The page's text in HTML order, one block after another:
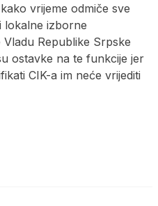
vrijeme odmiče sve
lokalne izborne
Republike Srpske
ostavke na te funkcije jer
CIK-a im neće vrijediti